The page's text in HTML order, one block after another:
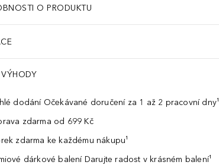
O PRODUKTU
dodání Očekávané doručení za 1 až 2 pracovní dny¹
zdarma od 699 Kč
zdarma ke každému nákupu¹
dárkové balení Darujte radost v krásném balení¹